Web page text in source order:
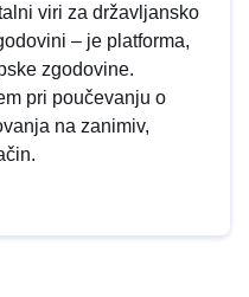
viri za državljansko
– je platforma,
zgodovine.
pri poučevanju o
na zanimiv,